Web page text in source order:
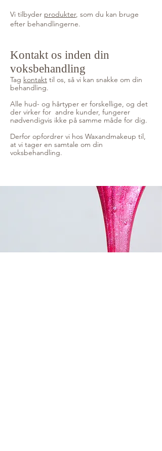
Vi tilbyder produkter, som du kan bruge
efter behandlingerne.
Kontakt os inden din
voksbehandling
Tag kontakt til os, så vi kan snakke om din
behandling.
Alle hud- og hårtyper er forskellige, og det
der virker for andre kunder, fungerer
nødvendigvis ikke på samme måde for dig.
Derfor opfordrer vi hos Waxandmakeup til,
at vi tager en samtale om din
voksbehandling.